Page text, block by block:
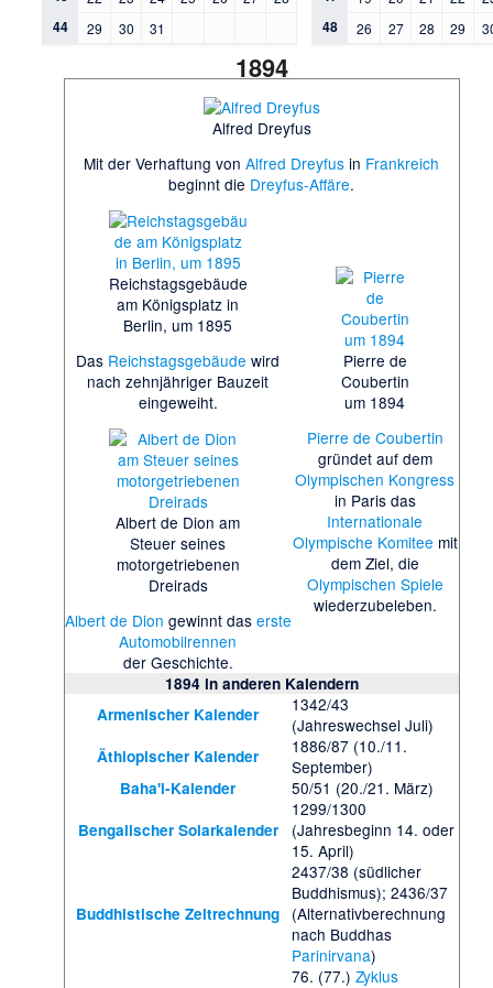
44 29 30 31 48 26 27 28 29
1894
Alfred Dreyfus
Mit der Verhaftung vonAlfred Dreyfus in Frankreich
beginnt die Dreyfus-Affäre.
Reichstagsgebäude
am Königsplatz in
Berlin, um 1895
Das Reichstagsgebäude wird
nach zehnjähriger Bauzeit
eingeweiht.
Pierre de
Coubertin
um 1894
Pierre de Coubertin
gründet auf dem
Olympischen Kongress
in Paris das
Internationale
Olympische Komitee mit
dem Ziel, die
Olympischen Spiele
wiederzubeleben.
Albert de Dion am
Steuer seines
motorgetriebenen
Dreirads
Albert de Dion gewinnt das erste
Automobilrennen
der Geschichte.
1894in anderen Kalendern
Armenischer Kalender
1342/43
(Jahreswechsel Juli)
Äthiopischer Kalender
1886/87 (10./11.
September)
Baha'i-Kalender 50/51 (20./21. März)
Bengalischer Solarkalender
1299/1300
(Jahresbeginn 14. oder
15. April)
Buddhistische Zeitrechnung
2437/38 (südlicher
Buddhismus); 2436/37
(Alternativberechnung
nach Buddhas
Parinirvana)
76. (77.) Zyklus